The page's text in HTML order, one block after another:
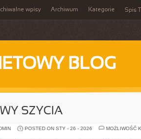
wpisy Archiwum Kategorie Spis
BLOG
SZYCIA
POSTED ON STY - 26 - 2026
MOŻLIWOŚĆ